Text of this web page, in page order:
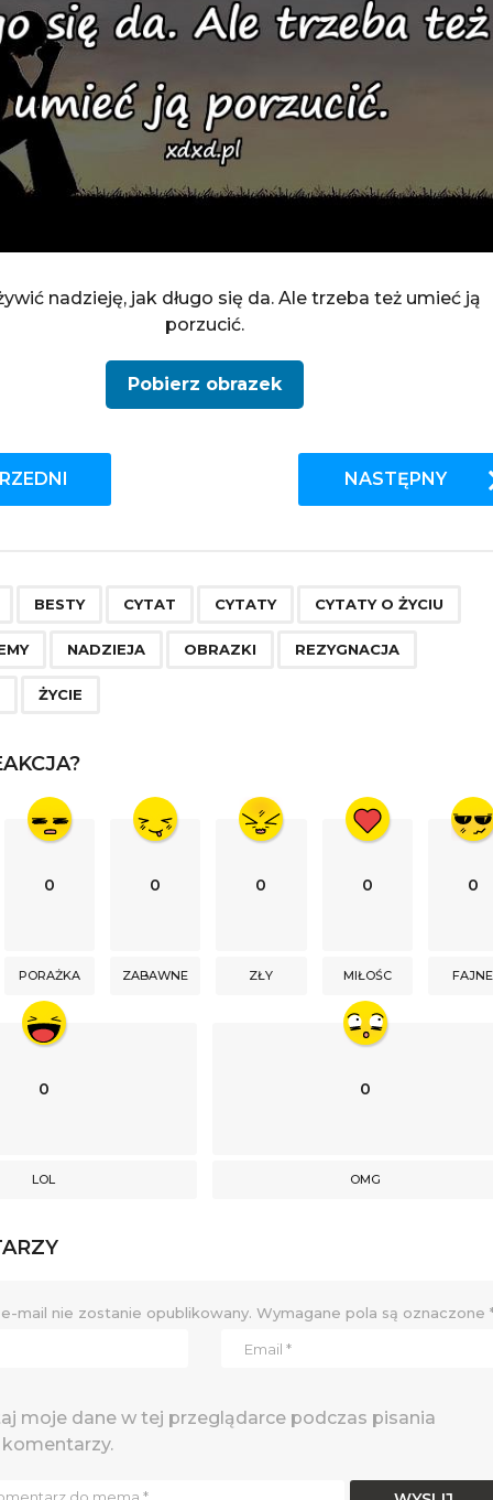
nadzieję, jak długo się da. Ale trzeba też umieć ją
porzucić.
Pobierz obrazek
NASTĘPNY
BESTY CYTAT CYTATY CYTATY O ŻYCIU
NADZIEJA OBRAZKI REZYGNACJA
ŻYCIE
0
PORAŻKA
0
ZABAWNE
0
ZŁY
0
MIŁOŚC
0
FAJNE
0
LOL
0
OMG
mail nie zostanie opublikowany. Wymagane pola są oznaczone
moje dane w tej przeglądarce podczas pisania